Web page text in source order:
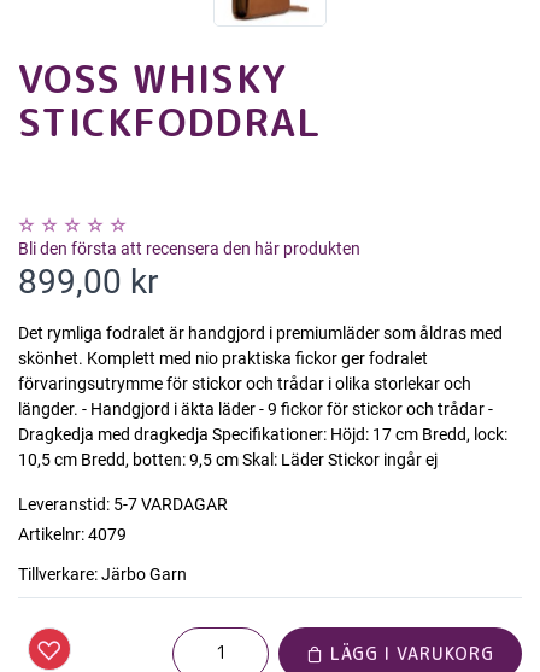
VOSS WHISKY
STICKFODDRAL
Bli den första att recensera den här produkten
899,00 kr
Det rymliga fodralet är handgjord i premiumläder som åldras med
skönhet. Komplett med nio praktiska fickor ger fodralet
förvaringsutrymme för stickor och trådar i olika storlekar och
längder. - Handgjord i äkta läder - 9 fickor för stickor och trådar -
Dragkedja med dragkedja Specifikationer: Höjd: 17 cm Bredd, lock:
10,5 cm Bredd, botten: 9,5 cm Skal: Läder Stickor ingår ej
Leveranstid: 5-7 VARDAGAR
Artikelnr:4079
Tillverkare:Järbo Garn
LÄGG I VARUKORG